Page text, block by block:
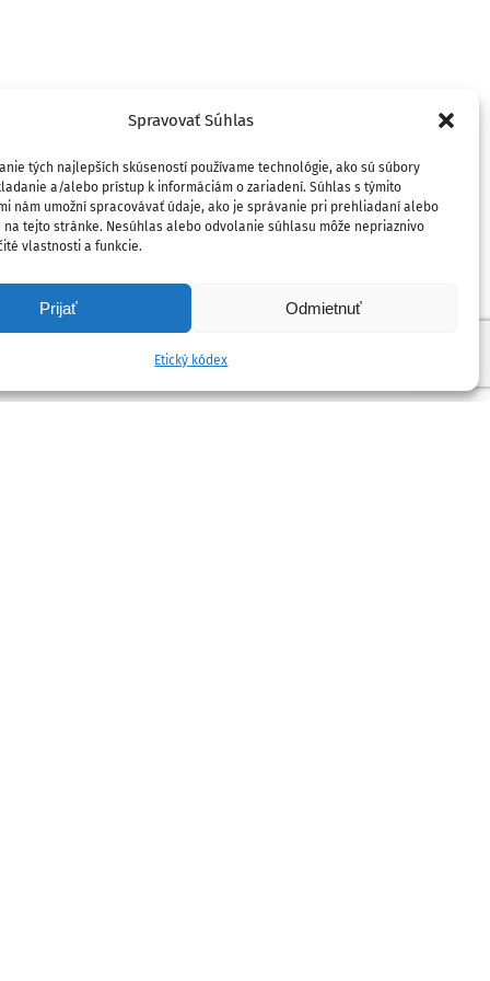
Spravovať Súhlas
tých najlepších skúseností používame technológie, ako sú súbory
a/alebo prístup k informáciám o zariadení. Súhlas s týmito
nám umožní spracovávať údaje, ako je správanie pri prehliadaní alebo
na tejto stránke. Nesúhlas alebo odvolanie súhlasu môže nepriaznivo
vlastnosti a funkcie.
Prijať Odmietnuť
Etický kódex